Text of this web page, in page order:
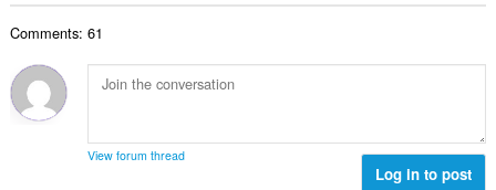
Comments: 61
View forum thread
Log in to post